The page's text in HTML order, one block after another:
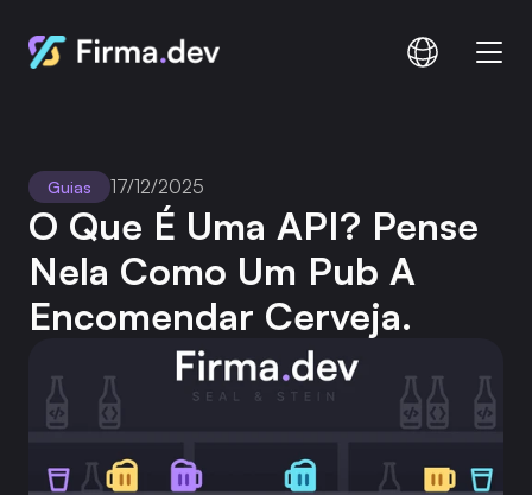
Comparar
Preços
Iniciar sessão Inscrição
Guias 17/12/2025
O Que É Uma API? Pense
Nela Como Um Pub A
Encomendar Cerveja.